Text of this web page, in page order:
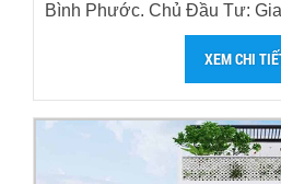
Bình Phước. Chủ Đầu Tư:
XEM CHI